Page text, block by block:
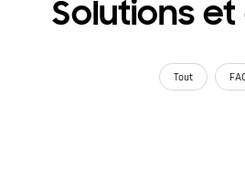
Solutions
Tout